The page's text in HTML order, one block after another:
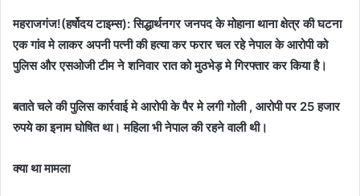
महराजगंज!(हर्षोदय टाइम्स): सिद्धार्थनगर जनपद के मोहाना थाना क्षेत्र की घटना
एक गांव मे लाकर अपनी पत्नी की हत्या कर फरार चल रहे नेपाल के आरोपी को
पुलिस और एसओजी टीम ने शनिवार रात को मुठभेड़ मे गिरफ्तार कर किया है।
बताते चले की पुलिस कार्रवाई मे आरोपी के पैर मे लगी गोली , आरोपी पर 25 हजार
रुपये का इनाम घोषित था। महिला भी नेपाल की रहने वाली थी।
क्या था मामला